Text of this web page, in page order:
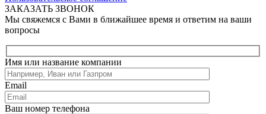
ЗАКАЗАТЬ ЗВОНОК
Мы свяжемся с Вами в ближайшее время и ответим на ваши
вопросы
Имя или название компании
Email
Ваш номер телефона